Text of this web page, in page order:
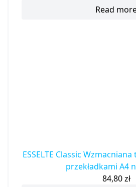
Read
ESSELTE Classic
przekładkami A4
84,80zł